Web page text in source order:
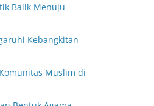
Balik Menuju
Kebangkitan
Muslim di